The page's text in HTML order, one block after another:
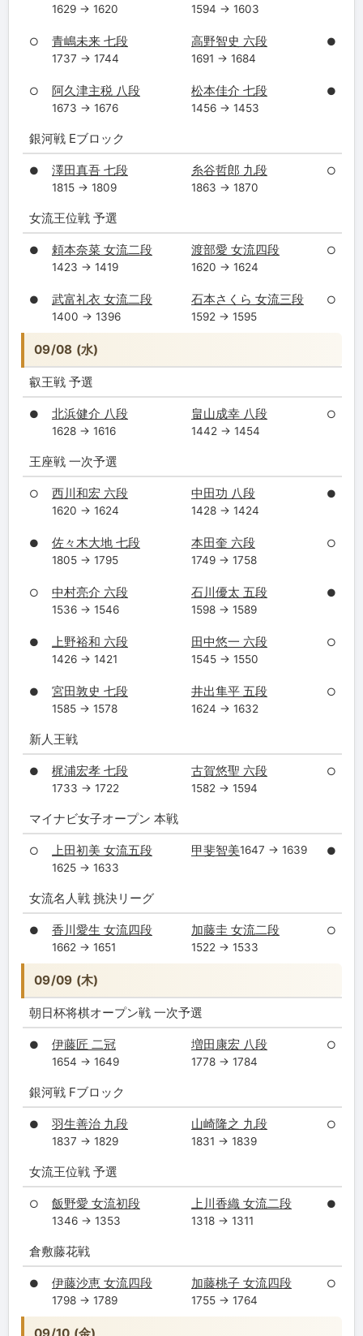
1629 → 1620 1594 → 1603
○ 青嶋未来 七段
1737 → 1744
高野智史 六段
1691 → 1684
●
○ 阿久津主税 八段
1673 → 1676
松本佳介 七段
1456 → 1453
●
銀河戦 Eブロック
● 澤田真吾 七段
1815 → 1809
糸谷哲郎 九段
1863 → 1870
○
女流王位戦 予選
● 頼本奈菜 女流二段
1423 → 1419
渡部愛 女流四段
1620 → 1624
○
● 武富礼衣 女流二段
1400 → 1396
石本さくら 女流三段
1592 → 1595
○
09/08 (水)
叡王戦 予選
● 北浜健介 八段
1628 → 1616
畠山成幸 八段
1442 → 1454
○
王座戦 一次予選
○ 西川和宏 六段
1620 → 1624
中田功 八段
1428 → 1424
●
● 佐々木大地 七段
1805 → 1795
本田奎 六段
1749 → 1758
○
○ 中村亮介 六段
1536 → 1546
石川優太 五段
1598 → 1589
●
● 上野裕和 六段
1426 → 1421
田中悠一 六段
1545 → 1550
○
● 宮田敦史 七段
1585 → 1578
井出隼平 五段
1624 → 1632
○
新人王戦
● 梶浦宏孝 七段
1733 → 1722
古賀悠聖 六段
1582 → 1594
○
マイナビ女子オープン 本戦
○ 上田初美 女流五段
1625 → 1633
甲斐智美1647 → 1639 ●
女流名人戦 挑決リーグ
● 香川愛生 女流四段
1662 → 1651
加藤圭 女流二段
1522 → 1533
○
09/09 (木)
朝日杯将棋オープン戦 一次予選
● 伊藤匠 二冠
1654 → 1649
増田康宏 八段
1778 → 1784
○
銀河戦 Fブロック
● 羽生善治 九段
1837 → 1829
山崎隆之 九段
1831 → 1839
○
女流王位戦 予選
○ 飯野愛 女流初段
1346 → 1353
上川香織 女流二段
1318 → 1311
●
倉敷藤花戦
● 伊藤沙恵 女流四段
1798 → 1789
加藤桃子 女流四段
1755 → 1764
○